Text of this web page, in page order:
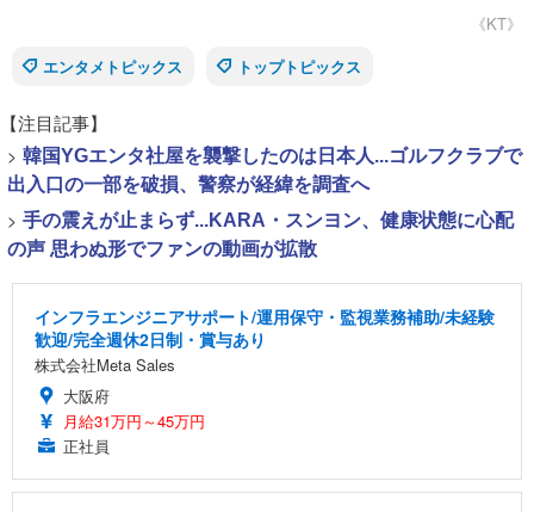
《KT》
エンタメトピックス
トップトピックス
【注目記事】
> 韓国YGエンタ社屋を襲撃したのは日本人...ゴルフクラブで
出入口の一部を破損、警察が経緯を調査へ
> 手の震えが止まらず...KARA・スンヨン、健康状態に心配
の声 思わぬ形でファンの動画が拡散
インフラエンジニアサポート/運用保守・監視業務補助/未経験
歓迎/完全週休2日制・賞与あり
株式会社Meta Sales
大阪府
月給31万円～45万円
正社員